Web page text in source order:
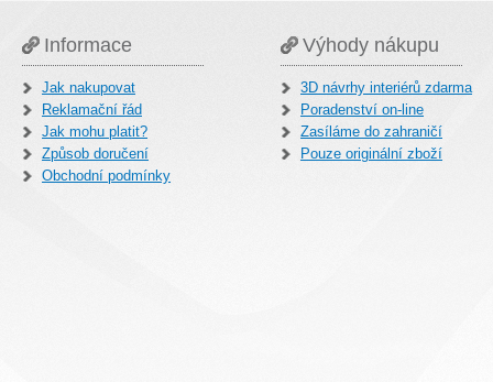
Informace
Jak nakupovat
Reklamační řád
Jak mohu platit?
Způsob doručení
Obchodní podmínky
Výhody nákupu
3D návrhy interiérů zdarma
Poradenství on-line
Zasíláme do zahraničí
Pouze originální zboží